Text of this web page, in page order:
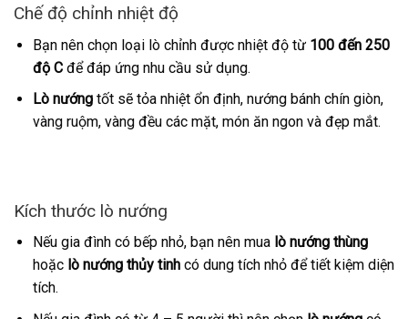
Chế độ chỉnh nhiệt độ
Bạn nên chọn loại lò chỉnh được nhiệt độ từ 100 đến 250
độ Cđể đáp ứng nhu cầu sử dụng.
Lò nướngtốt sẽ tỏa nhiệt ổn định, nướng bánh chín giòn,
vàng ruộm, vàng đều các mặt, món ăn ngon và đẹp mắt.
Kích thước lò nướng
Nếu gia đình có bếp nhỏ, bạn nên mua lò nướng thùng
hoặclò nướng thủy tinhcó dung tích nhỏ để tiết kiệm diện
tích.